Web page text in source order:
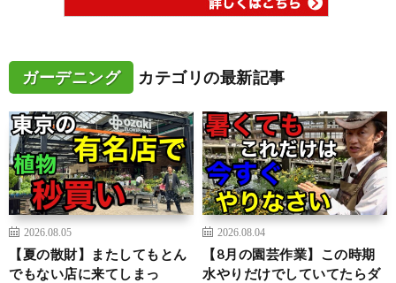
ガーデニング カテゴリの最新記事
2026.08.05
【夏の散財】またしてもとん
でもない店に来てしまっ
2026.08.04
【8月の園芸作業】この時期
水やりだけでしていてたらダ